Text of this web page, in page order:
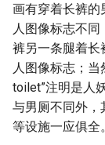
画有穿着长裤的
人图像标志不
裤另一条腿着长
人图像标志；当
toilet”注明是人
与男厕不同外，
等设施一应俱全